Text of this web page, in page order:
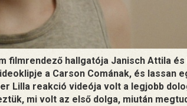
filmrendező hallgatója Janisch Attila és
a Carson Comának, és lassan
Lilla reakció videója volt a legjobb
mi volt az első dolga, miután